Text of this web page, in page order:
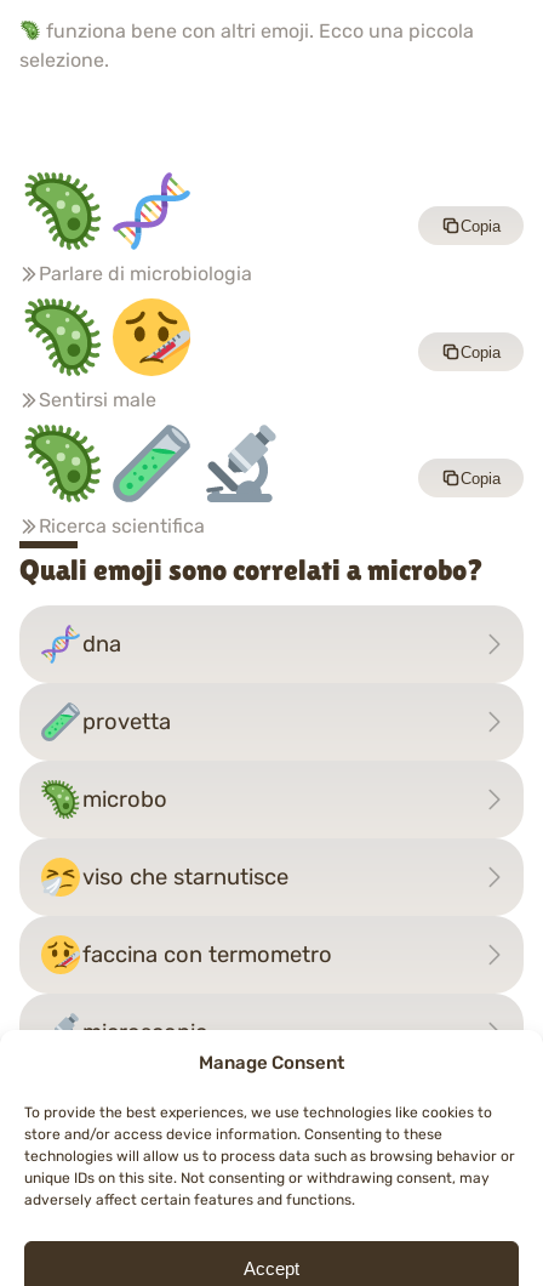
Manage Consent
To provide the best experiences, we use technologies like cookies to
store and/or access device information. Consenting to these
technologies will allow us to process data such as browsing behavior or
unique IDs on this site. Not consenting or withdrawing consent, may
adversely affect certain features and functions.
Accept
funziona bene con altri emoji. Ecco una piccola
selezione.
Parlare di microbiologia
Copia
Sentirsi male
Copia
Ricerca scientifica
Copia
Quali emoji sono correlati a microbo?
dna
provetta
microbo
viso che starnutisce
faccina con termometro
microscopio
Navigazione
articoli
←zanzaratasso→